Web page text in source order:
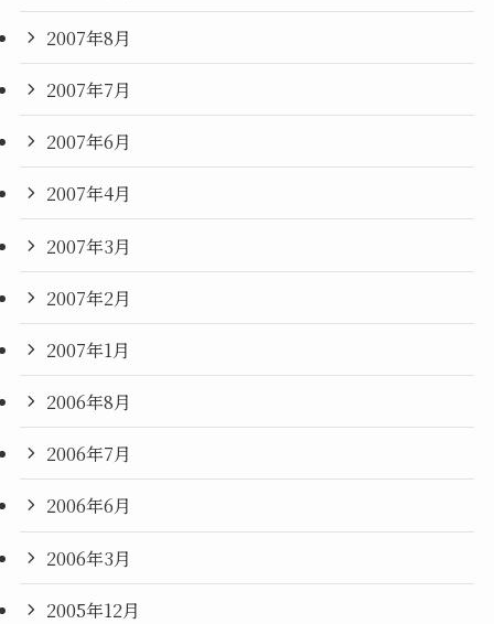
2007年8月
2007年7月
2007年6月
2007年4月
2007年3月
2007年2月
2007年1月
2006年8月
2006年7月
2006年6月
2006年3月
2005年12月